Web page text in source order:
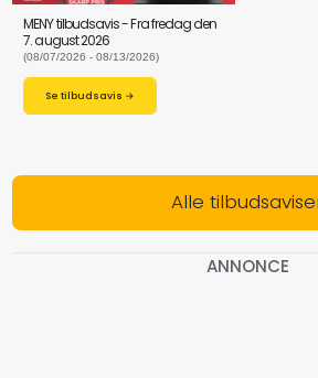
MENY tilbudsavis - Fra fredag den
7. august 2026
(08/07/2026 - 08/13/2026)
Se tilbudsavis →
Alle
ANNONCE